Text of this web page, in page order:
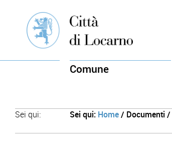
Comune
Sei qui: Sei qui: Home/ Documenti /